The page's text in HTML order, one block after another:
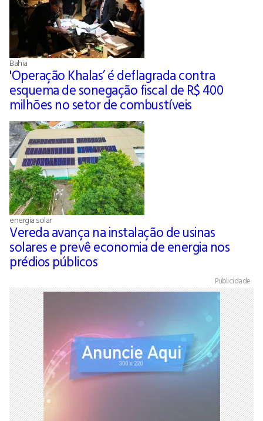
Bahia
'Operação Khalas’ é deflagrada contra
esquema de sonegação fiscal de R$ 400
milhões no setor de combustíveis
energia solar
Vereda avança na instalação de usinas
solares e prevê economia de energia nos
prédios públicos
Publicidade